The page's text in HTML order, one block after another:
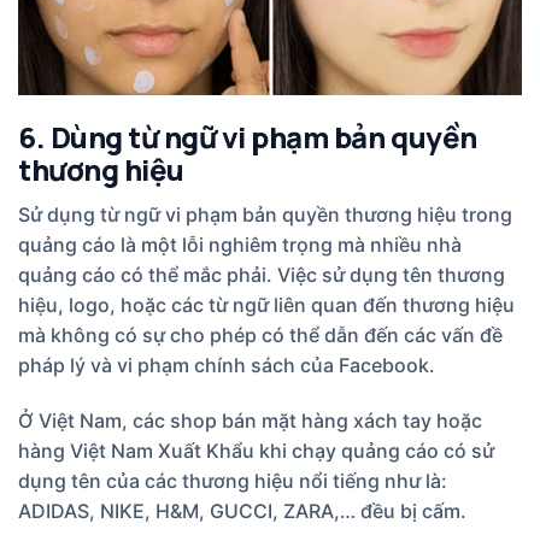
6. Dùng từ ngữ vi phạm bản quyền
thương hiệu
Sử dụng từ ngữ vi phạm bản quyền thương hiệu trong
quảng cáo là một lỗi nghiêm trọng mà nhiều nhà
quảng cáo có thể mắc phải. Việc sử dụng tên thương
hiệu, logo, hoặc các từ ngữ liên quan đến thương hiệu
mà không có sự cho phép có thể dẫn đến các vấn đề
pháp lý và vi phạm chính sách của Facebook.
Ở Việt Nam, các shop bán mặt hàng xách tay hoặc
hàng Việt Nam Xuất Khẩu khi chạy quảng cáo có sử
dụng tên của các thương hiệu nổi tiếng như là:
ADIDAS, NIKE, H&M, GUCCI, ZARA,… đều bị cấm.